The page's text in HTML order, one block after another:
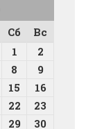
Сб
Вс
1
2
8
9
15
16
22
23
29
30